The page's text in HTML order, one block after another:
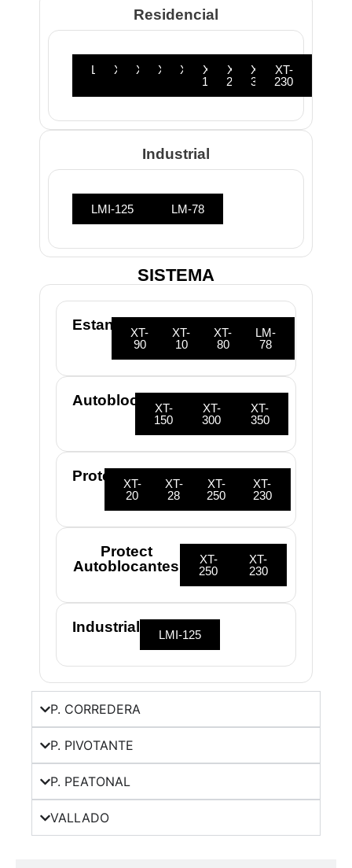
Residencial
LM-
XT-
XT-
XT-
XT-
XT-
150
XT-
250
XT-
300
XT-
230
Industrial
LMI-125 LM-78
SISTEMA
EstandarXT-
90
XT-
10
XT-
80
LM-
78
Autoblocante
XT-
150
XT-
300
XT-
350
ProtectXT-
20
XT-
28
XT-
250
XT-
230
Protect
Autoblocantes
XT-
250
XT-
230
Industrial LMI-125
P. CORREDERA
P. PIVOTANTE
P. PEATONAL
VALLADO